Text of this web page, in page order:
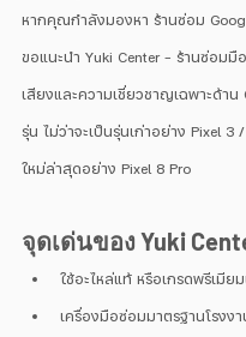
หากคุณกำลังมองหา ร้านซ่อม
ขอแนะนำ Yuki Center – ร้านซ่อม
เสียงและความเชี่ยวชาญเฉพาะด้าน
รุ่น ไม่ว่าจะเป็นรุ่นเก่าอย่าง Pixel 3
ใหม่ล่าสุดอย่าง Pixel 8 Pro
จุดเด่นของ Yuki
ใช้อะไหล่แท้ หรือเกรดพรีเมีย
เครื่องมือซ่อมมาตรฐานโรงง